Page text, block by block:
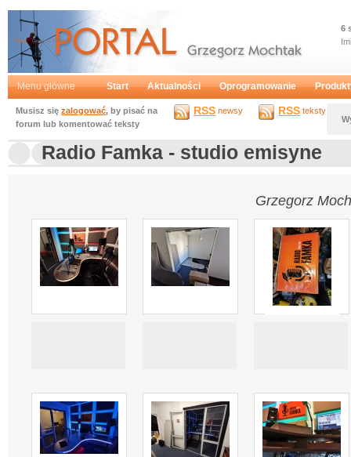
6
Portal Grzegorz Mochtak
Menu główne Start Aktualności Oprogramowanie
RSS newsy RSS teksty
Musisz się zalogować, by pisać na
forum lub komentować teksty
Radio Famka - studio emisyne
Grzegorz